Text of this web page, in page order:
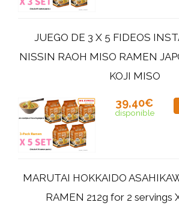
JUEGO DE 3 X 5 FIDEOS
NISSIN RAOH MISO RAMEN
KOJI MISO
39,40€
disponible
MARUTAI HOKKAIDO
RAMEN 212g for 2 servings